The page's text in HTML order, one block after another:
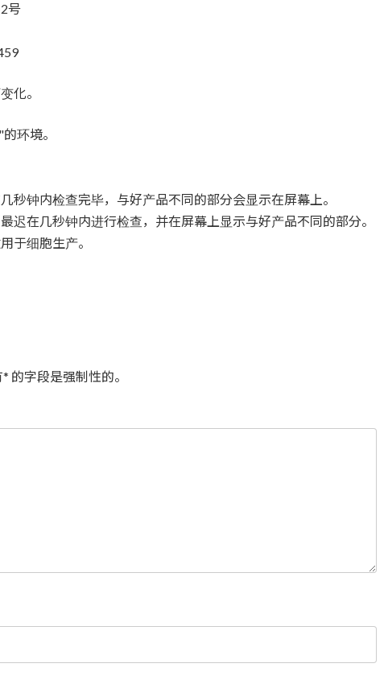
号
化。
环境。
秒钟内检查完毕，与好产品不同的部分会显示在屏幕上。
迟在几秒钟内进行检查，并在屏幕上显示与好产品不同的部分。
于细胞生产。
* 的字段是强制性的。